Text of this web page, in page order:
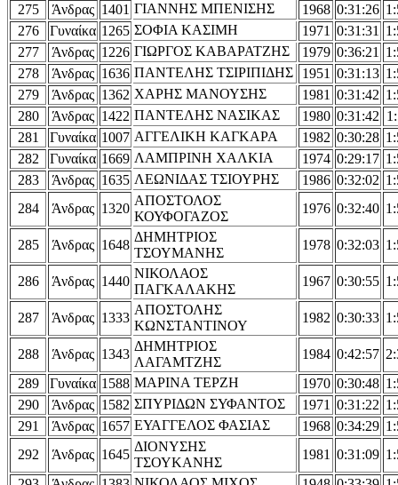
275
Άνδρας 1401 ΓΙΑΝΝΗΣ ΜΠΕΝΙΣΗΣ 1968 0:31:26
276
Γυναίκα 1265 ΣΟΦΙΑ ΚΑΣΙΜΗ 1971 0:31:31
277
Άνδρας 1226 ΓΙΩΡΓΟΣ ΚΑΒΑΡΑΤΖΗΣ 1979 0:36:21
278
Άνδρας 1636 ΠΑΝΤΕΛΗΣ ΤΣΙΡΙΠΙΔΗΣ 1951 0:31:13
279
Άνδρας 1362 ΧΑΡΗΣ ΜΑΝΟΥΣΗΣ 1981 0:31:42
280
Άνδρας 1422 ΠΑΝΤΕΛΗΣ ΝΑΣΙΚΑΣ 1980 0:31:42
281
Γυναίκα 1007 ΑΓΓΕΛΙΚΗ ΚΑΓΚΑΡΑ 1982 0:30:28
282
Γυναίκα 1669 ΛΑΜΠΡΙΝΗ ΧΑΛΚΙΑ 1974 0:29:17
283
Άνδρας 1635 ΛΕΩΝΙΔΑΣ ΤΣΙΟΥΡΗΣ 1986 0:32:02
284
Άνδρας 1320
ΑΠΟΣΤΟΛΟΣ
ΚΟΥΦΟΓΑΖΟΣ
1976 0:32:40
285 Άνδρας 1648
ΔΗΜΗΤΡΙΟΣ
ΤΣΟΥΜΑΝΗΣ
1978 0:32:03
286 Άνδρας 1440
ΝΙΚΟΛΑΟΣ
ΠΑΓΚΑΛΑΚΗΣ
1967 0:30:55
287 Άνδρας 1333
ΑΠΟΣΤΟΛΗΣ
ΚΩΝΣΤΑΝΤΙΝΟΥ
1982 0:30:33
288 Άνδρας 1343
ΔΗΜΗΤΡΙΟΣ
ΛΑΓΑΜΤΖΗΣ
1984 0:42:57
289
Γυναίκα 1588 ΜΑΡΙΝΑ ΤΕΡΖΗ 1970 0:30:48
290
Άνδρας 1582 ΣΠΥΡΙΔΩΝ ΣΥΦΑΝΤΟΣ 1971 0:31:22
291
Άνδρας 1657 ΕΥΑΓΓΕΛΟΣ ΦΑΣΙΑΣ 1968 0:34:29
292
Άνδρας 1645
ΔΙΟΝΥΣΗΣ
ΤΣΟΥΚΑΝΗΣ
1981 0:31:09